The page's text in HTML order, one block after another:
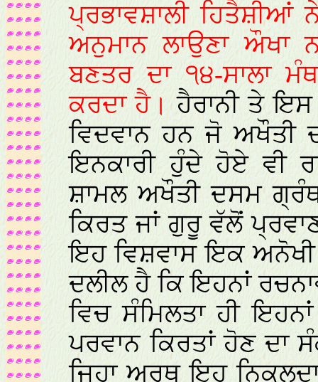
ਪ੍ਰਭਾਵਸ਼ਾਲੀ
ਅਨੁਮਾਨ ਲਾਉਣਾ ਔਖਾ
ਬਣਤਰ ਦਾ ੧੪-ਸਾਲਾ
ਕਰਦਾ ਹੈ। ਹੈਰਾਨੀ ਤੇ
ਵਿਦਵਾਨ ਹਨ ਜੋ ਅਖੌਤੀ
ਇਨਕਾਰੀ ਹੁੰਦੇ ਹੋਏ ਵੀ
ਸ਼ਾਮਲ ਅਖੌਤੀ ਦਸਮ
ਕਿਰਤ ਜਾਂ ਗੁਰੂ ਵੱਲੋਂ
ਇਹ ਵਿਸ਼ਵਾਸ ਇਕ
ਦਲੀਲ ਹੈ ਕਿ ਇਹਨਾਂ
ਵਿਚ ਸੰਮਿਲਤਾ ਹੀ
ਪਰਵਾਨ ਕਿਰਤਾਂ ਹੋਣ ਦਾ
ਜਿਹਾ ਅਰਥ ਇਹ